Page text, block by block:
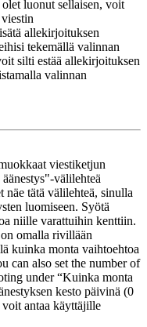
luonut sellaisen, voit
allekirjoituksen
tekemällä valinnan
silti estää allekirjoituksen
valinnan
viestiketjun
välilehteä
näe tätä välilehteä, sinulla
luomiseen. Syötä
niille varattuihin kenttiin.
omalla rivillään
kuinka monta vaihtoehtoa
can also set the number of
under “Kuinka monta
kesto päivinä (0
antaa käyttäjille